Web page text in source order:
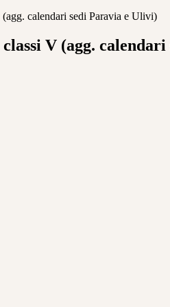
calendari sedi Paravia e Ulivi)
V (agg. calendari